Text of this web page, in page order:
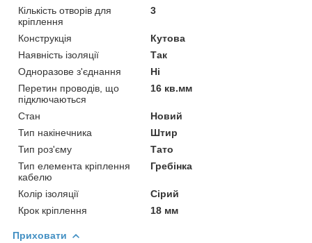
Кількість отворів для
кріплення
3
Конструкція
Кутова
Наявність ізоляції
Так
Одноразове з'єднання
Ні
Перетин проводів, що
підключаються
16 кв.мм
Стан
Новий
Тип накінечника
Штир
Тип роз'єму
Тато
Тип елемента кріплення
кабелю
Гребінка
Колір ізоляції
Сірий
Крок кріплення
18 мм
Приховати